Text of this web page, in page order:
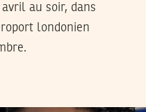
au soir, dans
londonien